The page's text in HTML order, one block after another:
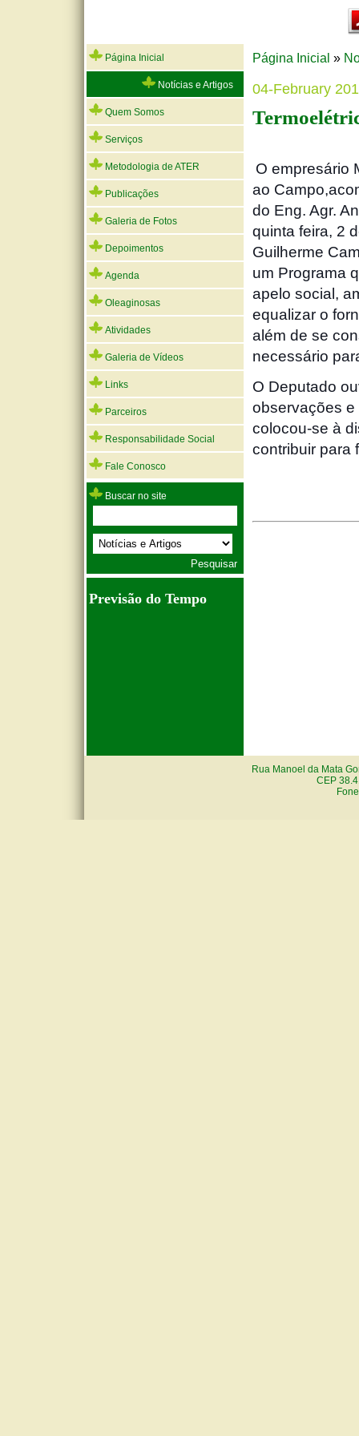
Página Inicial
Notícias e Artigos
Quem Somos
Serviços
Metodologia de ATER
Publicações
Galeria de Fotos
Depoimentos
Agenda
Oleaginosas
Atividades
Galeria de Vídeos
Links
Parceiros
Responsabilidade Social
Fale Conosco
Buscar no site
Previsão do Tempo
Página Inicial »
04-February
O empresário
ao
do Eng. Agr.
quinta feira, 2
Guilherme
um Programa
apelo social,
equalizar o
além de se
necessário
O Deputado
observações
colocou-se à
contribuir para
Rua Manoel da Mata
CEP